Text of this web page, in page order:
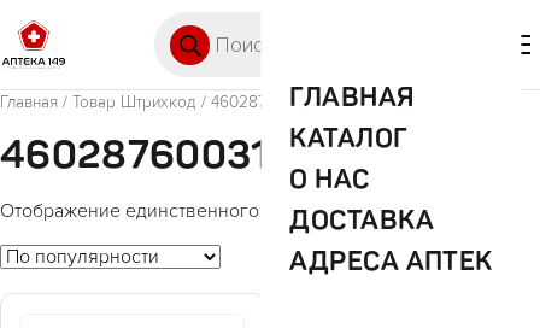
ГЛАВНАЯ
КАТАЛОГ
О НАС
ДОСТАВКА
АДРЕСА АПТЕК
Главная / Товар Штрихкод / 4602876003121
4602876003121
Отображение единственного товара